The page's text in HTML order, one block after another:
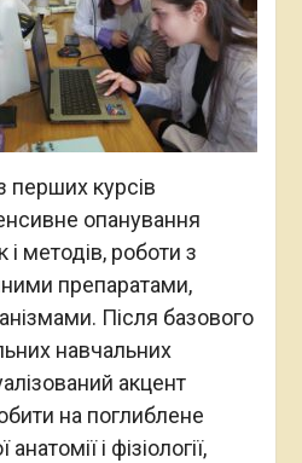
перших курсів
опанування
і методів, роботи з
препаратами,
Після базового
навчальних
акцент
на поглиблене
і фізіології,